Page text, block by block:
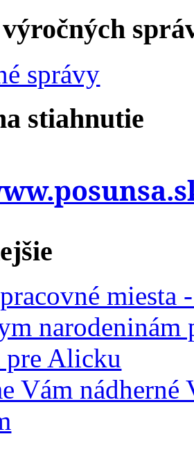
správy
stiahnutie
miesta
narodeninám
pre Alicku
Vám